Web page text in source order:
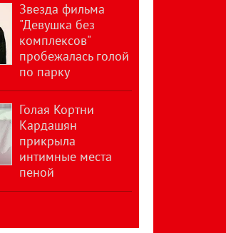
Звезда фильма
"Девушка без
комплексов"
пробежалась голой
по парку
Голая Кортни
Кардашян
прикрыла
интимные места
пеной